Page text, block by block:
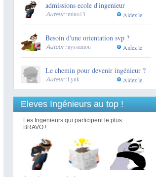
admissions ecole d'ingenieur
Auteur :mino13 Aidez le
Besoin d'une orientation svp ?
Auteur :ayssamou Aidez le
Le chemin pour devenir ingénieur ?
Auteur :Lynk Aidez le
Eleves Ingénieurs au top !
Les Ingenieurs qui participent le plus
BRAVO !